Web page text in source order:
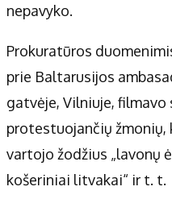
nepavyko.
Prokuratūros
prie Baltarusijos
gatvėje, Vilniuje, filmavo
protestuojančių žmonių,
vartojo žodžius „lavonų
košeriniai litvakai“ ir t. t.